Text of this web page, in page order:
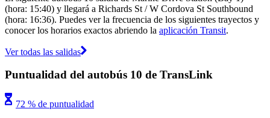
(hora: 15:40) y llegará a Richards St / W Cordova St Southbound
(hora: 16:36). Puedes ver la frecuencia de los siguientes trayectos y
conocer los horarios exactos abriendo la aplicación Transit.
Ver todas las salidas
Puntualidad del autobús 10 de TransLink
72 % de puntualidad